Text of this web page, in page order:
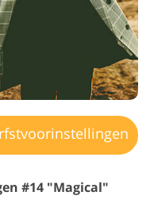
#14 "Magical"